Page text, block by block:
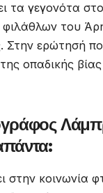
τα γεγονότα
του
Στην ερώτησή
οπαδικής
στην κοινωνία